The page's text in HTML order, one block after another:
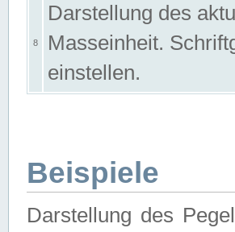
8
Darstellung des
Masseinheit.
einstellen.
Beispiele
Darstellung des